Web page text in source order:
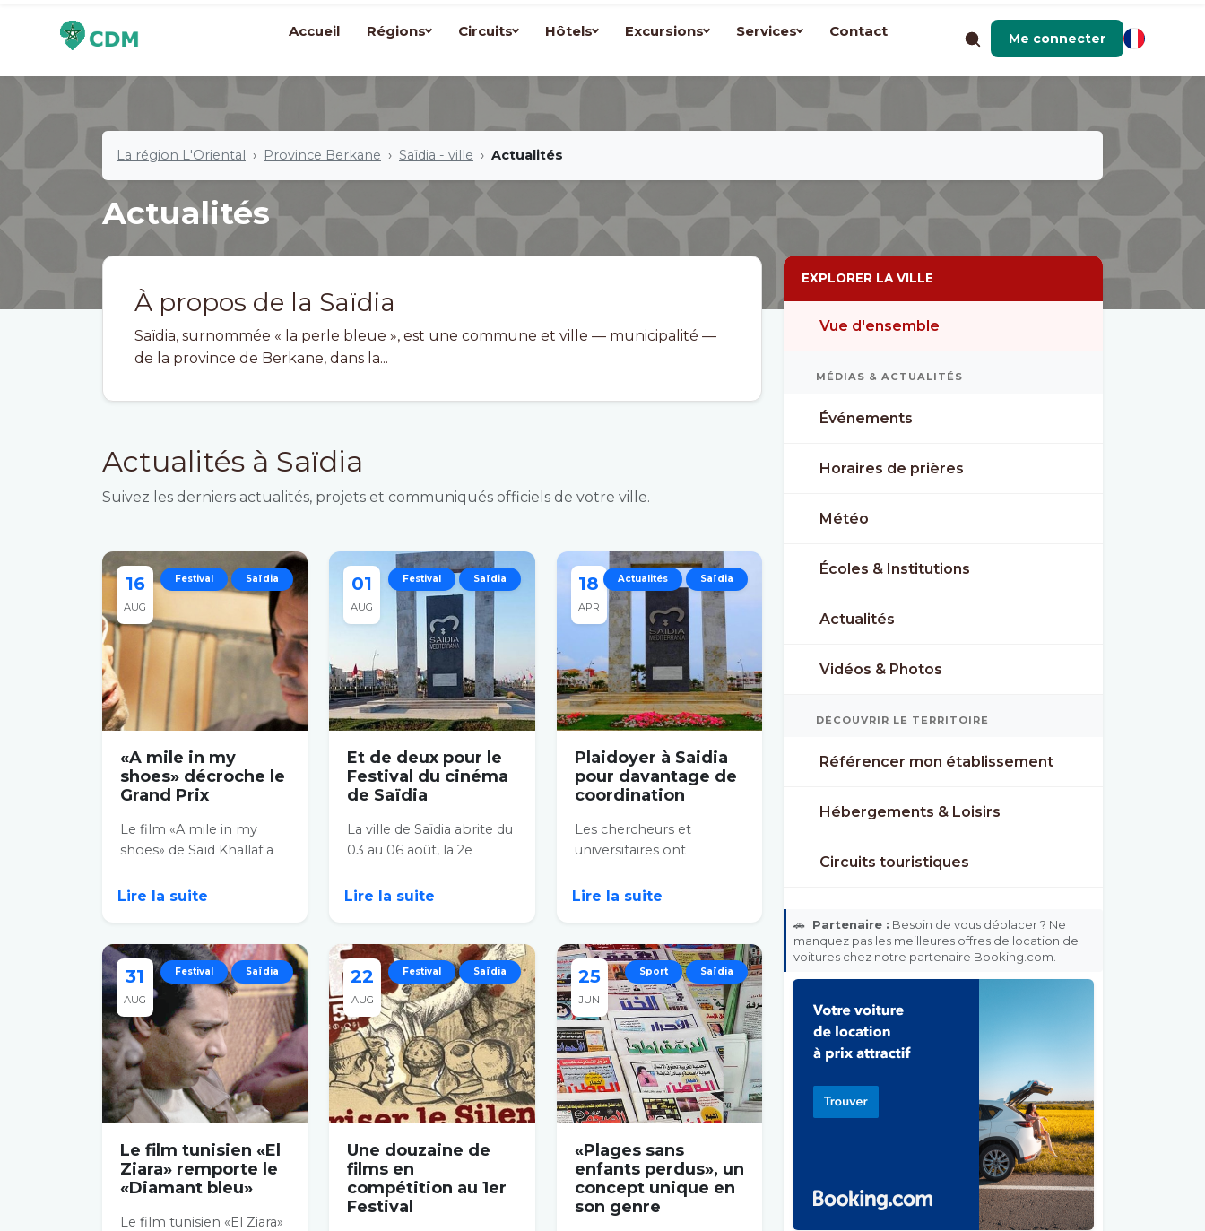
Accueil Régions Circuits Hôtels Excursions Services Contact Me connecter
La région L'Oriental Province Berkane Saïdia - ville Actualités
Actualités
À propos de la Saïdia
Saïdia, surnommée « la perle bleue », est une commune et ville — municipalité —
de la province de Berkane, dans la...
Actualités à Saïdia
Suivez les derniers actualités, projets et communiqués officiels de votre ville.
16
AUG
Festival Saïdia
«A mile in my
shoes» décroche le
Grand Prix
Le film «A mile in my
shoes» de Saïd Khallaf a
deuxième...
Lire la suite
01
AUG
Festival Saïdia
Et de deux pour le
Festival du cinéma
de Saïdia
La ville de Saïdia abrite du
03 au 06 août, la 2e
cinéma, placé...
Lire la suite
18
APR
Actualités Saïdia
Plaidoyer à Saidia
pour davantage de
coordination
Les chercheurs et
universitaires ont
un budget à la recherche
Lire la suite
31
AUG
Festival Saïdia
Le film tunisien «El
Ziara» remporte le
«Diamant bleu»
Le film tunisien «El Ziara»
22
AUG
Festival Saïdia
Une douzaine de
films en
compétition au 1er
Festival
25
JUN
Sport Saïdia
«Plages sans
enfants perdus», un
concept unique en
son genre
EXPLORER LA VILLE
Vue d'ensemble
MÉDIAS & ACTUALITÉS
Événements
Horaires de prières
Météo
Écoles & Institutions
Actualités
Vidéos & Photos
DÉCOUVRIR LE TERRITOIRE
Référencer mon établissement
Hébergements & Loisirs
Circuits touristiques
🚗 Partenaire : Besoin de vous déplacer ? Ne
manquez pas les meilleures offres de location de
voitures chez notre partenaire Booking.com.